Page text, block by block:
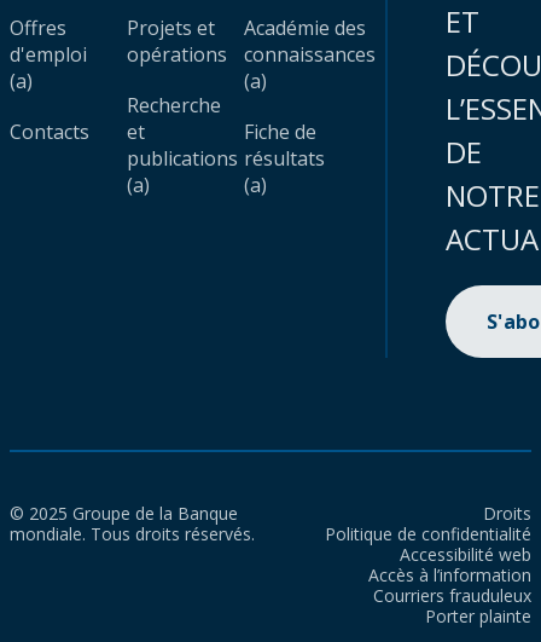
Offres
d'emploi
(a)
Contacts
Projets et
opérations
Recherche
et
publications
(a)
Académie des
connaissances
(a)
Fiche de
résultats
(a)
ET
DE
NOTRE
© 2025 Groupe de la Banque
mondiale. Tous droits réservés.
Droits
Politique de confidentialité
Accessibilité web
Accès à l’information
Courriers frauduleux
Porter plainte